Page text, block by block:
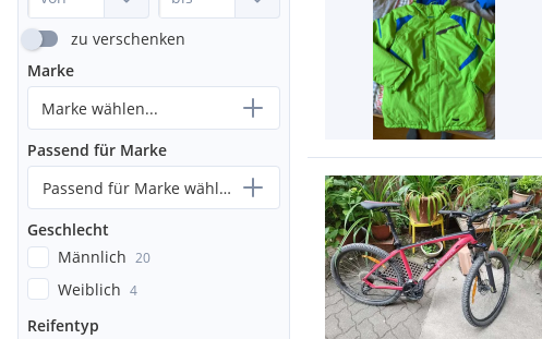
zu verschenken
Marke
Marke wählen...
Passend für Marke
Passend für Marke wählen...
Geschlecht
Männlich 20
Weiblich 4
Reifentyp